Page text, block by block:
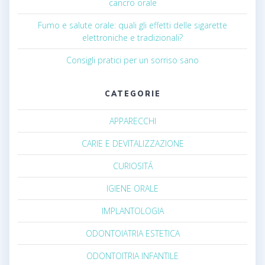
cancro orale
Fumo e salute orale: quali gli effetti delle sigarette
elettroniche e tradizionali?
Consigli pratici per un sorriso sano
CATEGORIE
APPARECCHI
CARIE E DEVITALIZZAZIONE
CURIOSITÁ
IGIENE ORALE
IMPLANTOLOGIA
ODONTOIATRIA ESTETICA
ODONTOITRIA INFANTILE